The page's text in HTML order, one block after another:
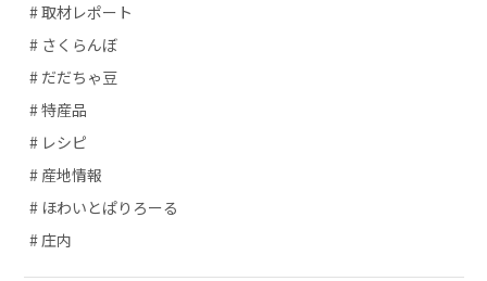
# 取材レポート
# さくらんぼ
# だだちゃ豆
# 特産品
# レシピ
# 産地情報
# ほわいとぱりろーる
# 庄内